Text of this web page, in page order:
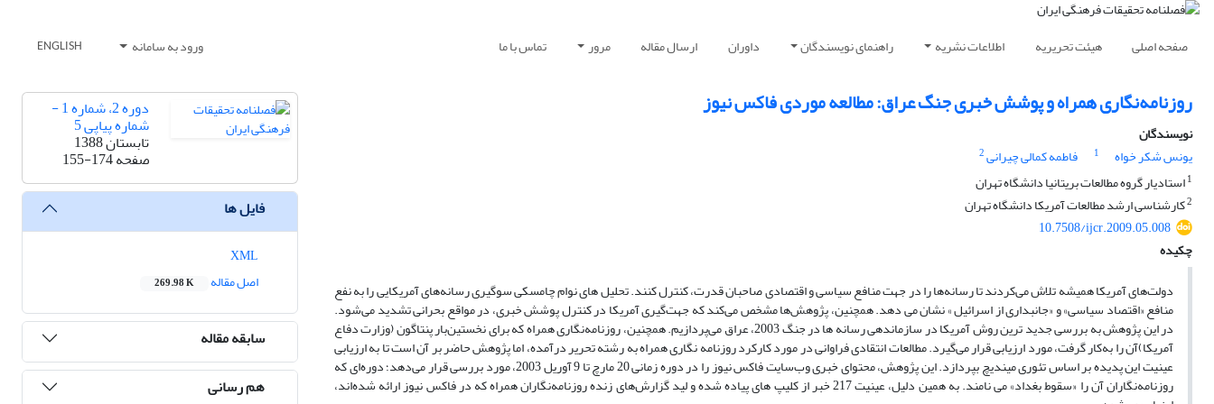
صفحه اصلی هیئت تحریریه اطلاعات نشریه راهنمای نویسندگان داوران ارسال مقاله مرور تماس با ما ورود به سامانه ENGLISH
روزنامه‌نگاری همراه و پوشش خبری جنگ عراق: مطالعه موردی فاکس نیوز
نویسندگان
یونس شکر خواه
1 فاطمه کمالی چیرانی2
1استادیار گروه مطالعات بریتانیا دانشگاه تهران
2کارشناسی ارشد مطالعات آمریکا دانشگاه تهران
10.7508/ijcr.2009.05.008
چکیده
دولت‌های آمریکا همیشه تلاش می‌کردند تا رسانه‌ها را در جهت منافع سیاسی و اقتصادی صاحبان قدرت، کنترل کنند. تحلیل های نوام چامسکی سوگیری رسانه‌های آمریکایی را به نفع
منافع «اقتصاد سیاسی» و «جانبداری از اسرائیل » نشان می دهد. همچنین، پژوهش‌ها مشخص می‌کند که جهت‌گیری آمریکا در کنترل پوشش خبری، در مواقع بحرانی تشدید می‌شود.
در این پژوهش به بررسی جدید ترین روش آمریکا در سازماندهی رسانه ها در جنگ 2003، عراق می‌پردازیم. همچنین، روزنامه‌نگاری همراه که برای نخستین‌بار پنتاگون (وزارت دفاع
آمریکا)آن را به‌کار گرفت، مورد ارزیابی قرار می‌گیرد. مطالعات انتقادی فراوانی در مورد کارکرد روزنامه نگاری همراه به رشته تحریر درآمده، اما پژوهش حاضر بر آن است تا به ارزیابی
عینیت این پدیده بر اساس تئوری میندیچ بپردازد. این پژوهش، محتوای خبری وب‌سایت فاکس نیوز را در دوره زمانی 20 مارچ تا 9 آوریل 2003، مورد بررسی قرار می‌دهد؛ دوره‌ای که
روزنامه‌نگاران آن را «سقوط بغداد» می نامند. به همین دلیل، عینیت 217 خبر از کلیپ های پیاده شده و لید گزارش‌های زنده روزنامه‌نگاران همراه که در فاکس نیوز ارائه شده‌اند،
دوره 2، شماره 1 -
شماره پیاپی 5
تابستان 1388
صفحه155-174
فایل ها
اصل مقاله
269.98 K
سابقه مقاله
هم رسانی